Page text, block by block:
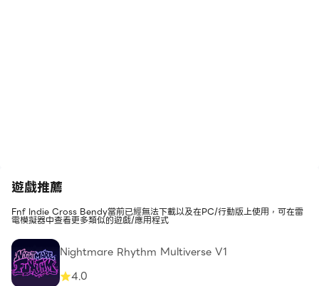
遊戲推薦
Fnf Indie Cross Bendy當前已經無法下載以及在PC/行動版上使用，可在雷
電模擬器中查看更多類似的遊戲/應用程式
Nightmare Rhythm Multiverse V1
4.0